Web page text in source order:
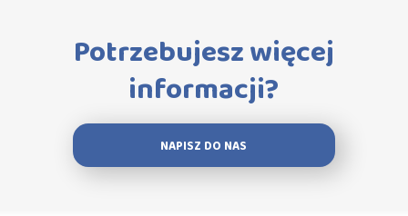
Potrzebujesz więcej
informacji?
NAPISZ DO NAS